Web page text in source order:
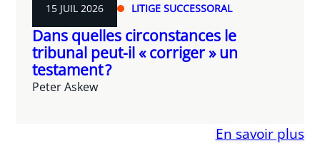
15 JUIL 2026 LITIGE SUCCESSORAL
Dans quelles circonstances le
tribunal peut-il « corriger » un
testament ?
Peter Askew
En savoir plus